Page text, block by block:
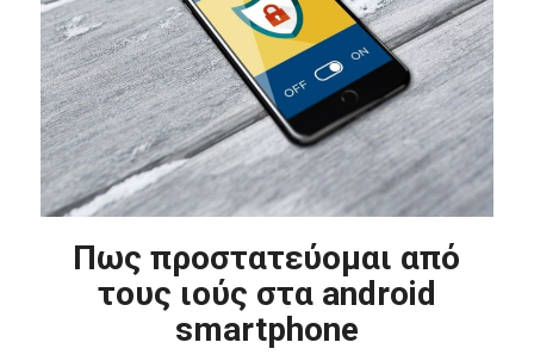
Πως προστατεύομαι από
τους ιούς στα android
smartphone